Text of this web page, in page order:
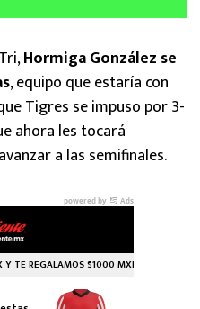
Hormiga González se
, equipo que estaría con
Tigres se impuso por 3-
ahora les tocará
a las semifinales.